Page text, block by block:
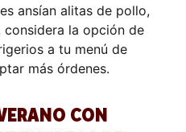
ansían alitas de pollo,
considera la opción de
a tu menú de
más órdenes.
CON